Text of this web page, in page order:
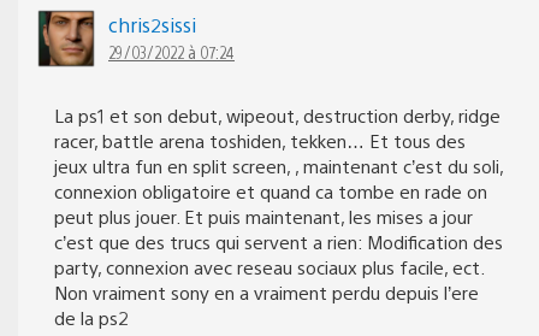
chris2sissi
29/03/2022 à 07:24
La ps1 et son debut, wipeout, destruction derby, ridge
racer, battle arena toshiden, tekken… Et tous des
jeux ultra fun en split screen, , maintenant c’est du soli,
connexion obligatoire et quand ca tombe en rade on
peut plus jouer. Et puis maintenant, les mises a jour
c’est que des trucs qui servent a rien: Modification des
party, connexion avec reseau sociaux plus facile, ect.
Non vraiment sony en a vraiment perdu depuis l’ere
de la ps2